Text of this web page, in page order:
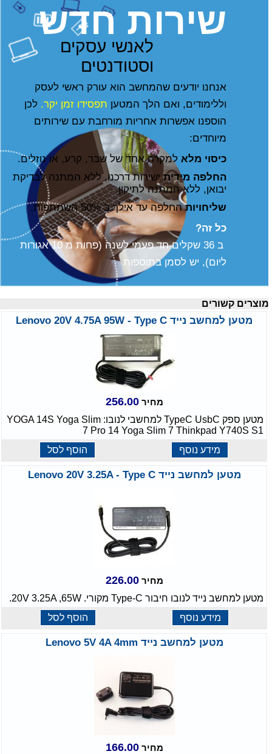
שירות חדש
לאנשי עסקים
וסטודנטים
אנחנו יודעים שהמחשב הוא עורק ראשי לעסק
וללימודים, ואם הלך המטען תפסידו זמן יקר.לכן
הוספנו אפשרות אחריות מורחבת עם שירותים
מיוחדים:
כיסוי מלאלמקרה אחד של שבר, קרע, או נוזלים.
החלפה מידיתישירות דרכנו, ללא המתנה לבדיקת
יבואן, ללא המתנה לתיקון.
שליחויותהחלפה עד אילך ב 50% השתתפות.
כל זה?
ב 36 שקלים חד פעמי לשנה (פחות מ 10 אגורות
ליום), יש לסמן בתוספות
מוצרים קשורים
מטען למחשב נייד Lenovo 20V 4.75A 95W - Type C
מחיר256.00
מטען ספק TypeC UsbC למחשבי לנובו: YOGA 14S Yoga Slim
7 Pro 14 Yoga Slim 7 Thinkpad Y740S S1
מידע נוסף
הוסף לסל
מטען למחשב נייד Lenovo 20V 3.25A - Type C
מחיר226.00
מטען למחשב נייד לנובו חיבור Type-C מקורי. 20V 3.25A ,65W.
מידע נוסף
הוסף לסל
מטען למחשב נייד Lenovo 5V 4A 4mm
מחיר166.00